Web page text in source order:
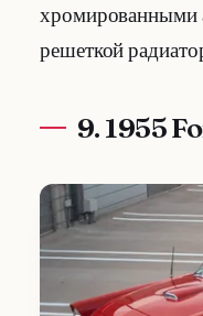
хромированными
решеткой
9. 1955